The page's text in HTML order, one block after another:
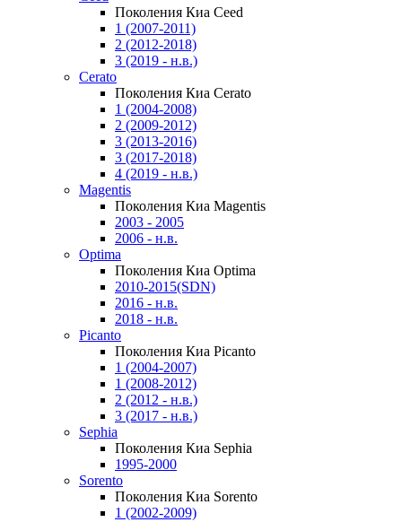
Поколения Киа Ceed
1 (2007-2011)
2 (2012-2018)
3 (2019 - н.в.)
Cerato
Поколения Киа Cerato
1 (2004-2008)
2 (2009-2012)
3 (2013-2016)
3 (2017-2018)
4 (2019 - н.в.)
Magentis
Поколения Киа Magentis
2003 - 2005
2006 - н.в.
Optima
Поколения Киа Optima
2010-2015(SDN)
2016 - н.в.
2018 - н.в.
Picanto
Поколения Киа Picanto
1 (2004-2007)
1 (2008-2012)
2 (2012 - н.в.)
3 (2017 - н.в.)
Sephia
Поколения Киа Sephia
1995-2000
Sorento
Поколения Киа Sorento
1 (2002-2009)